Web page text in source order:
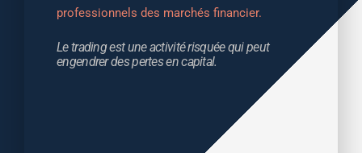
professionnels des marchés financier.
Le trading est une activité risquée qui peut
engendrer des pertes en capital.